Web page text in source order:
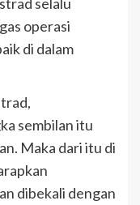
operasi
di dalam
sembilan itu
Maka dari itu di
dibekali dengan